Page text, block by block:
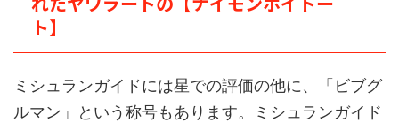
ト】
ミシュランガイドには星での評価の他に、「ビブグ
ルマン」という称号もあります。ミシュランガイド